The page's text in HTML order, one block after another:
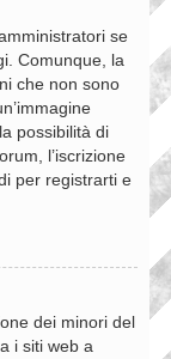
se
Comunque, la
che non sono
possibilità di
l’iscrizione
per registrarti e
dei minori del
i siti web a